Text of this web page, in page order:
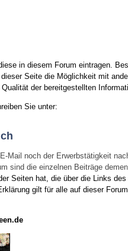
in diesem Forum eintragen.
Seite die Möglichkeit mit
der bereitgestellten
Sie unter:
Mail noch der Erwerbstätigkeit
sind die einzelnen Beiträge
Seiten hat, die über die Links
gilt für alle auf dieser